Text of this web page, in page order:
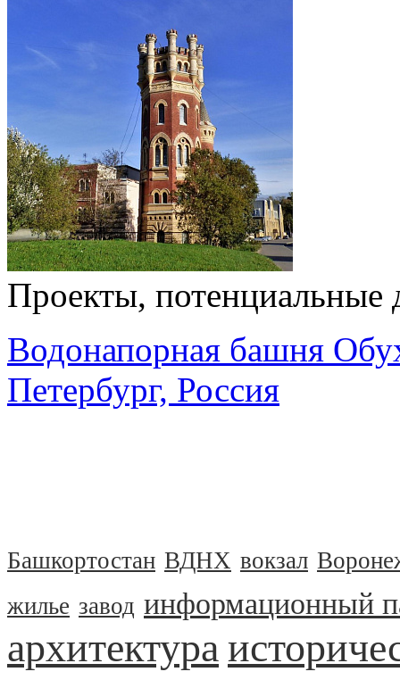
Проекты, потенциальные
Водонапорная башня
Петербург, Россия
Башкортостан ВДНХ вокзал
жилье завод информационный
архитектура